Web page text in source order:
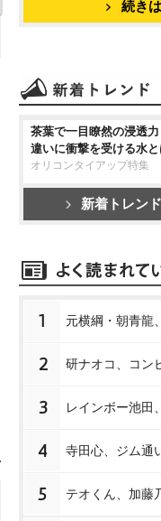
続き
茶葉で一目瞭然の浸透
違いに衝撃を受ける水
オリコンタイアップ特集
新着トレン
1 元横綱・朝青龍
2 研ナオコ、コン
3 レインボー池田
4 寺田心、ジム通
5 テオくん、加藤